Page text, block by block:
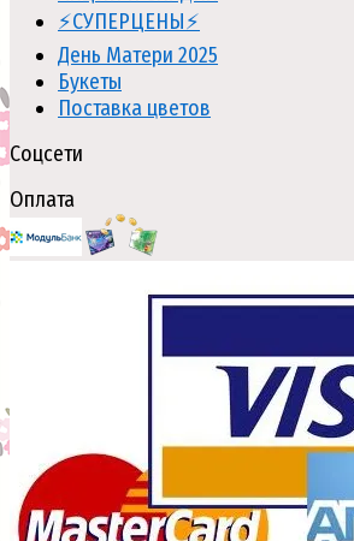
⚡СУПЕРЦЕНЫ⚡
День Матери 2025
Букеты
Поставка цветов
Соцсети
Оплата